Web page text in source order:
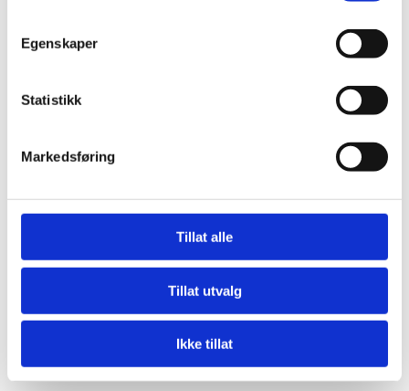
Egenskaper
Statistikk
Markedsføring
Tillat alle
Tillat utvalg
Ikke tillat
Klikk her for å lese mer om underlivssopp
NO-LPG-08-25-00002 NOV2025